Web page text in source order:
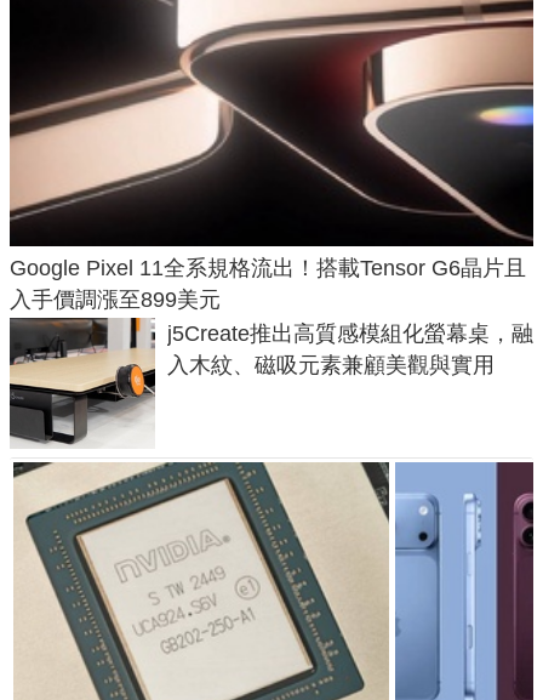
Google Pixel 11全系規格流出！搭載Tensor G6晶片且
入手價調漲至899美元
j5Create推出高質感模組化螢幕桌，融
入木紋、磁吸元素兼顧美觀與實用